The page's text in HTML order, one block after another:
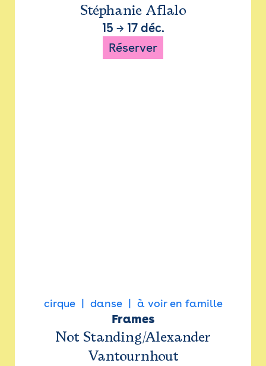
Stéphanie Aflalo
15 → 17 déc.
Réserver
cirque danse à voir en famille
Frames
Not Standing/Alexander
Vantournhout